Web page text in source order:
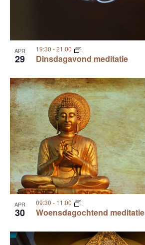
APR
29 Dinsdagavond meditatie
19:30 -21:00
APR
30 Woensdagochtend meditatie
09:30 - 11:00